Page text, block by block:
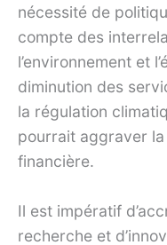
nécessité de
compte des
l’environnement et
diminution des
la régulation
pourrait aggraver
financière.
Il est impératif
recherche et